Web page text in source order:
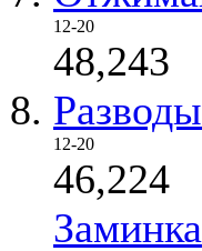
12-20
48,243
12-20
46,224
Заминка